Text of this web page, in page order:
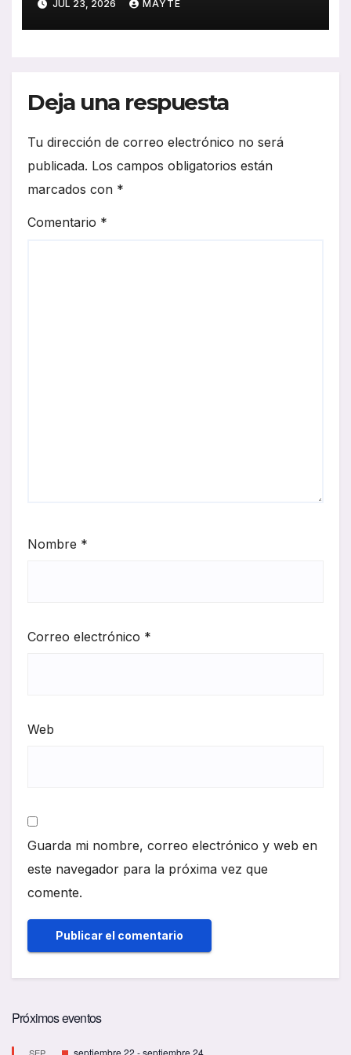
compromiso con el
transporte gallego
JUL 23, 2026 MAYTE
Deja una respuesta
Tu dirección de correo electrónico no será
publicada. Los campos obligatorios están
marcados con *
Comentario *
Nombre *
Correo electrónico *
Web
Guarda mi nombre, correo electrónico y web en
este navegador para la próxima vez que
comente.
Próximos eventos
D